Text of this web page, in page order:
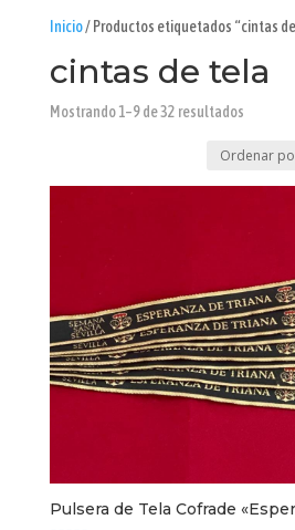
Inicio/ Productos etiquetados “cintas
cintas de tela
Mostrando 1–9 de 32 resultadosOrdenado
Pulsera de Tela Cofrade